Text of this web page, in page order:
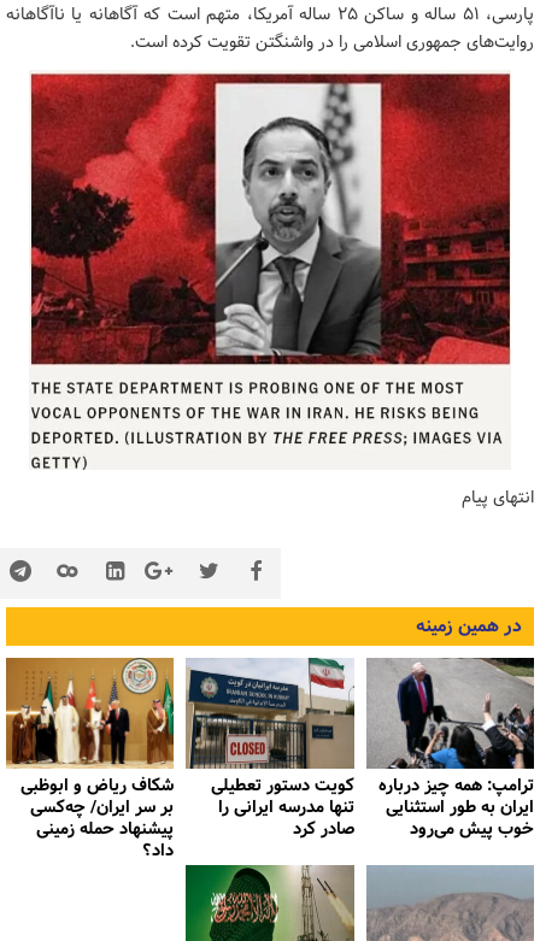
پارسی، ۵۱ ساله و ساکن ۲۵ ساله آمریکا، متهم است که آگاهانه یا ناآگاهانه
روایت‌های جمهوری اسلامی را در واشنگتن تقویت کرده است.
انتهای پیام
در همین زمینه
ترامپ: همه چیز درباره
ایران به طور استثنایی
خوب پیش می‌رود
کویت دستور تعطیلی
تنها مدرسه ایرانی را
صادر کرد
شکاف ریاض و ابوظبی
بر سر ایران/ چه‌کسی
پیشنهاد حمله زمینی
داد؟